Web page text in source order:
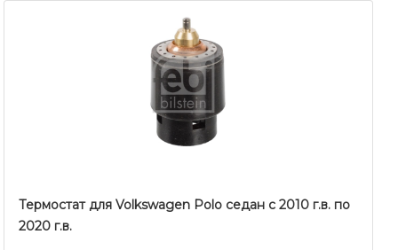
Термостат для Volkswagen Polo седан с 2010 г.в. по
2020 г.в.